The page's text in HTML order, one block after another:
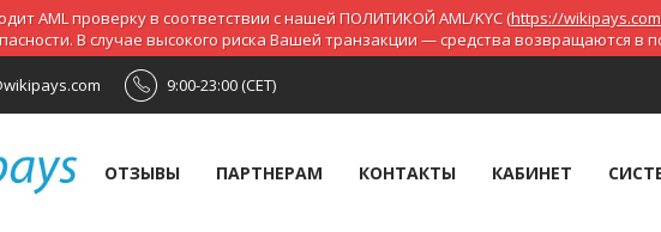
AML проверку в соответствии с нашей ПОЛИТИКОЙ AML/KYC (https://
В случае высокого риска Вашей транзакции — средства возвращаются в
9:00-23:00 (CET)
ОТЗЫВЫ ПАРТНЕРАМ КОНТАКТЫ КАБИНЕТ